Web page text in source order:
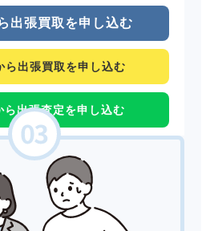
出張買取を申し込む
ら出張買取を申し込む
ら出張査定を申し込む